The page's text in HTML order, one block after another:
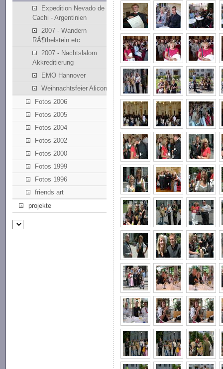
Expedition Nevado de
Cachi - Argentinien
2007 - Wandern
RÃ¶thelstein etc
2007 - Nachtslalom
Akkreditierung
EMO Hannover
Weihnachtsfeier Alicona
Fotos 2006
Fotos 2005
Fotos 2004
Fotos 2002
Fotos 2000
Fotos 1999
Fotos 1996
friends art
projekte